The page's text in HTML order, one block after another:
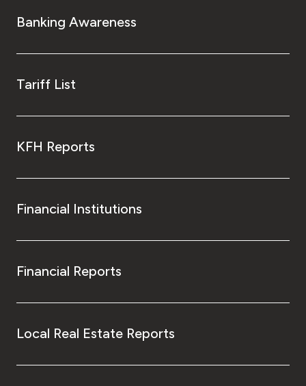
Banking Awareness
Tariff List
KFH Reports
Financial Institutions
Financial Reports
Local Real Estate Reports